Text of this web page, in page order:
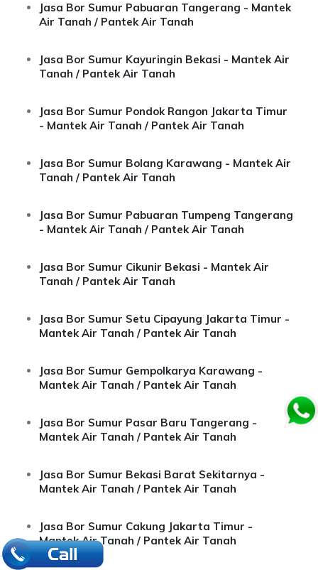
Jasa Bor Sumur Pabuaran Tangerang - Mantek
Air Tanah / Pantek Air Tanah
Jasa Bor Sumur Kayuringin Bekasi - Mantek Air
Tanah / Pantek Air Tanah
Jasa Bor Sumur Pondok Rangon Jakarta Timur
- Mantek Air Tanah / Pantek Air Tanah
Jasa Bor Sumur Bolang Karawang - Mantek Air
Tanah / Pantek Air Tanah
Jasa Bor Sumur Pabuaran Tumpeng Tangerang
- Mantek Air Tanah / Pantek Air Tanah
Jasa Bor Sumur Cikunir Bekasi - Mantek Air
Tanah / Pantek Air Tanah
Jasa Bor Sumur Setu Cipayung Jakarta Timur -
Mantek Air Tanah / Pantek Air Tanah
Jasa Bor Sumur Gempolkarya Karawang -
Mantek Air Tanah / Pantek Air Tanah
Jasa Bor Sumur Pasar Baru Tangerang -
Mantek Air Tanah / Pantek Air Tanah
Jasa Bor Sumur Bekasi Barat Sekitarnya -
Mantek Air Tanah / Pantek Air Tanah
Jasa Bor Sumur Cakung Jakarta Timur -
Mantek Air Tanah / Pantek Air Tanah
.